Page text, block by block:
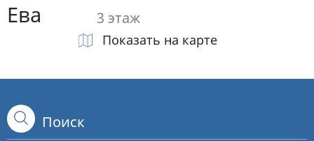
Ева 3 этаж
Показать на карте